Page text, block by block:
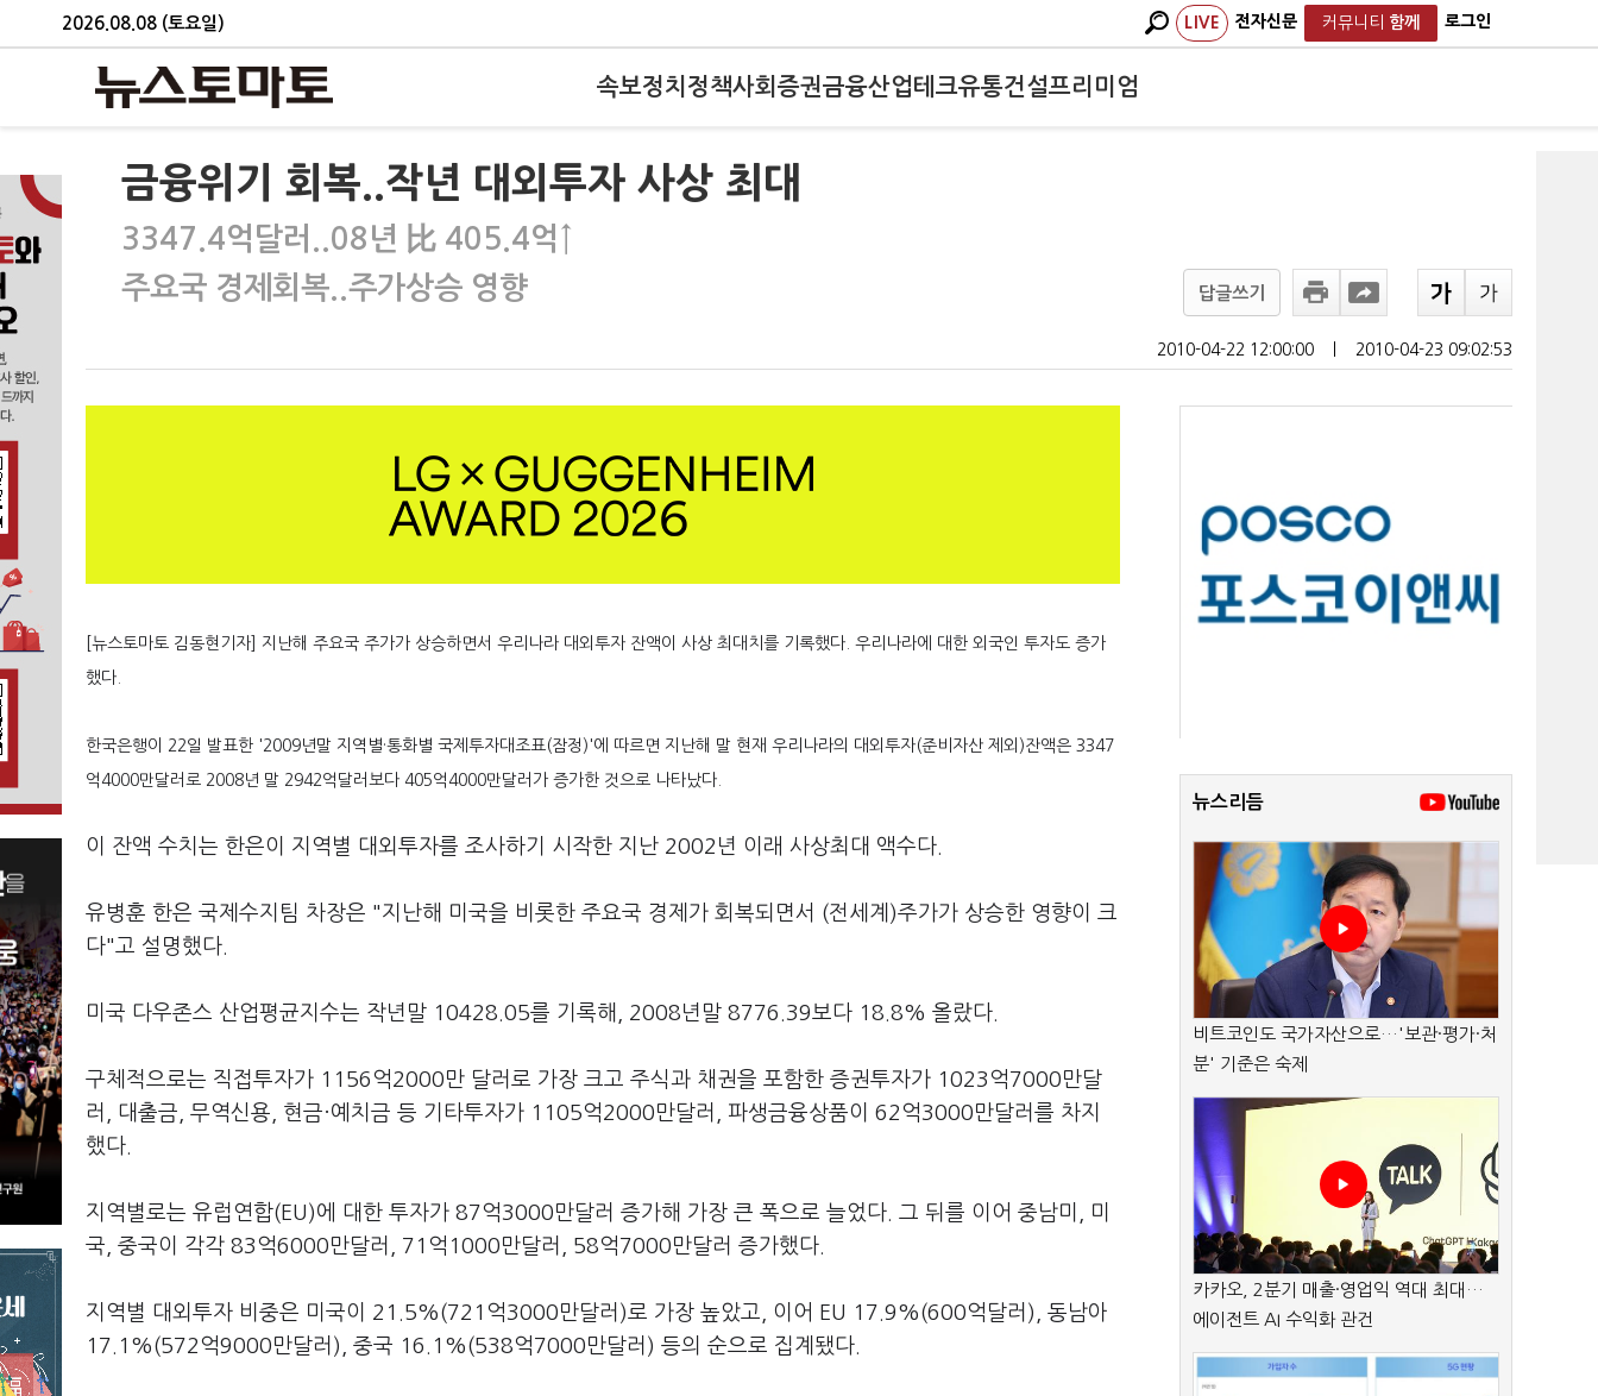
2026.08.08 (토요일) LIVE 전자신문 커뮤니티 함께 로그인
속보정치 정책사회 증권금융산업테크유통건설프리미엄
금융위기 회복..작년 대외투자 사상 최대
3347.4억달러..08년 比 405.4억↑
주요국 경제회복..주가상승 영향
답글쓰기
2010-04-22 12:00:00 2010-04-23 09:02:53
[뉴스토마토 김동현기자] 지난해 주요국 주가가 상승하면서 우리나라 대외투자 잔액이 사상 최대치를 기록했다. 우리나라에 대한 외국인 투자도 증가
했다.
한국은행이 22일 발표한 '2009년말 지역별·통화별 국제투자대조표(잠정)'에 따르면 지난해 말 현재 우리나라의 대외투자(준비자산 제외)잔액은 3347
억4000만달러로 2008년 말 2942억달러보다 405억4000만달러가 증가한 것으로 나타났다.
이 잔액 수치는 한은이 지역별 대외투자를 조사하기 시작한 지난 2002년 이래 사상최대 액수다.
유병훈 한은 국제수지팀 차장은 "지난해 미국을 비롯한 주요국 경제가 회복되면서 (전세계)주가가 상승한 영향이 크
다"고 설명했다.
미국 다우존스 산업평균지수는 작년말 10428.05를 기록해, 2008년말 8776.39보다 18.8% 올랐다.
구체적으로는 직접투자가 1156억2000만 달러로 가장 크고 주식과 채권을 포함한 증권투자가 1023억7000만달
러, 대출금, 무역신용, 현금·예치금 등 기타투자가 1105억2000만달러, 파생금융상품이 62억3000만달러를 차지
했다.
지역별로는 유럽연합(EU)에 대한 투자가 87억3000만달러 증가해 가장 큰 폭으로 늘었다. 그 뒤를 이어 중남미, 미
국, 중국이 각각 83억6000만달러, 71억1000만달러, 58억7000만달러 증가했다.
지역별 대외투자 비중은 미국이 21.5%(721억3000만달러)로 가장 높았고, 이어 EU 17.9%(600억달러), 동남아
17.1%(572억9000만달러), 중국 16.1%(538억7000만달러) 등의 순으로 집계됐다.
뉴스리듬
비트코인도 국가자산으로…'보관·평가·처
분' 기준은 숙제
카카오, 2분기 매출·영업익 역대 최대…
에이전트 AI 수익화 관건